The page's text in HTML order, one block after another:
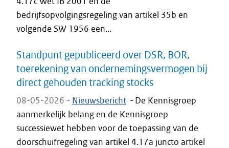
bedrijfsopvolgingsregeling van artikel 35b en
volgende SW 1956 een...
Standpunt gepubliceerd over DSR, BOR,
toerekening van ondernemingsvermogen bij
direct gehouden tracking stocks
08-05-2026 - Nieuwsbericht - De Kennisgroep
aanmerkelijk belang en de Kennisgroep
successiewet hebben voor de toepassing van de
doorschuifregeling van artikel 4.17a juncto artikel